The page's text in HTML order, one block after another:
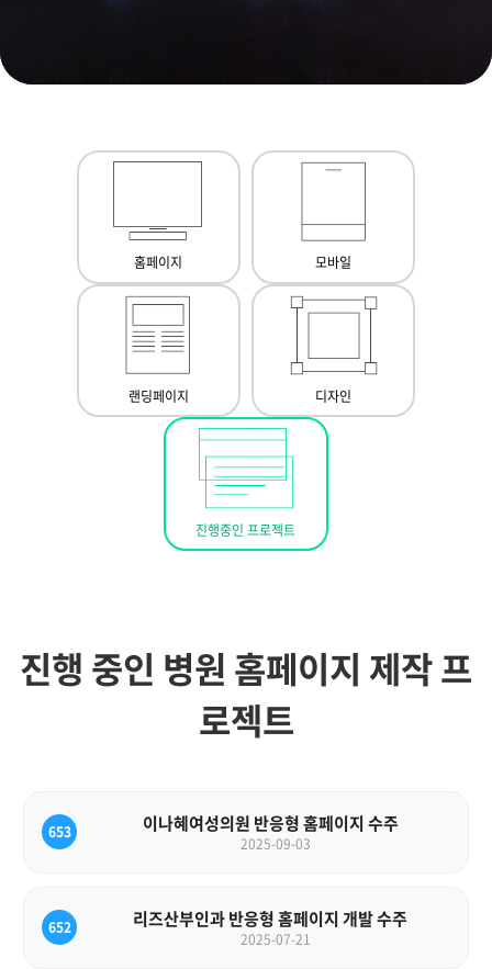
홈페이지 모바일
랜딩페이지 디자인
진행중인 프로젝트
진행 중인 병원 홈페이지 제작 프
로젝트
653 이나혜여성의원 반응형 홈페이지 수주
2025-09-03
652 리즈산부인과 반응형 홈페이지 개발 수주
2025-07-21